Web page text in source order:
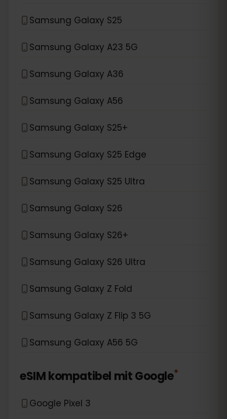
Samsung Galaxy S25
Samsung Galaxy A23 5G
Samsung Galaxy A36
Samsung Galaxy A56
Samsung Galaxy S25+
Samsung Galaxy S25 Edge
Samsung Galaxy S25 Ultra
Samsung Galaxy S26
Samsung Galaxy S26+
Samsung Galaxy S26 Ultra
Samsung Galaxy Z Fold
Samsung Galaxy Z Flip 3 5G
Samsung Galaxy A56 5G
eSIM kompatibel mitGoogle*
Google Pixel 3